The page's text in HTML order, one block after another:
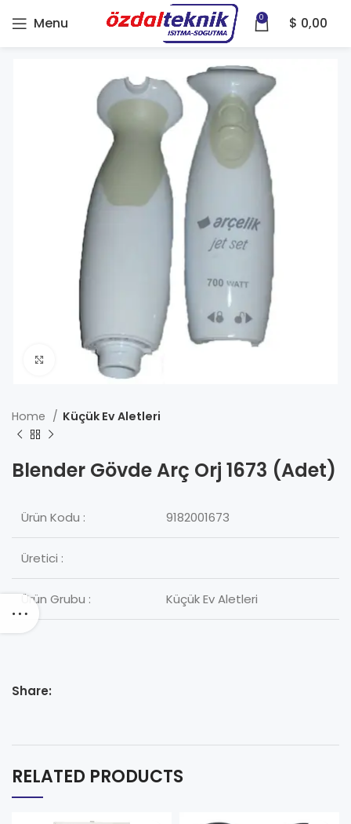
Menu 0 $ 0,00
Click to enlarge
Home Küçük Ev Aletleri
Blender Gövde Arç Orj 1673 (Adet)
Ürün Kodu : 9182001673
Üretici :
Ürün Grubu : Küçük Ev Aletleri
Share:
RELATED PRODUCTS